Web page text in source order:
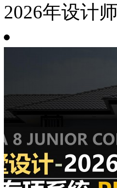
2026年设计